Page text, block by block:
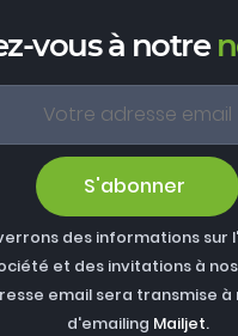
vous à notre
S'abonner
des informations
et des invitations à nos
email sera transmise
d'emailing Mailjet.